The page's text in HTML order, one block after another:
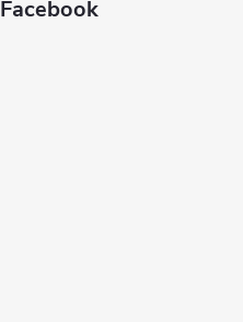
Facebook